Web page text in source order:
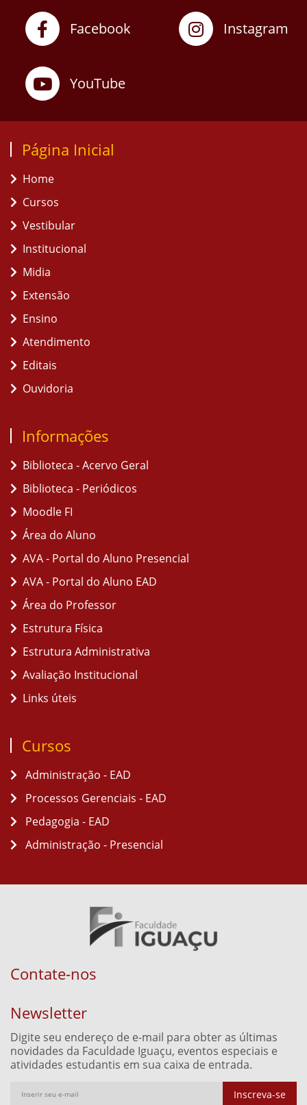
Facebook Instagram
YouTube
Página Inicial
Home
Cursos
Vestibular
Institucional
Midia
Extensão
Ensino
Atendimento
Editais
Ouvidoria
Informações
Biblioteca - Acervo Geral
Biblioteca - Periódicos
Moodle FI
Área do Aluno
AVA - Portal do Aluno Presencial
AVA - Portal do Aluno EAD
Área do Professor
Estrutura Física
Estrutura Administrativa
Avaliação Institucional
Links úteis
Cursos
Administração - EAD
Processos Gerenciais - EAD
Pedagogia - EAD
Administração - Presencial
Contate-nos
Newsletter
Digite seu endereço de e-mail para obter as últimas
novidades da Faculdade Iguaçu, eventos especiais e
atividades estudantis em sua caixa de entrada.
Inscreva-se